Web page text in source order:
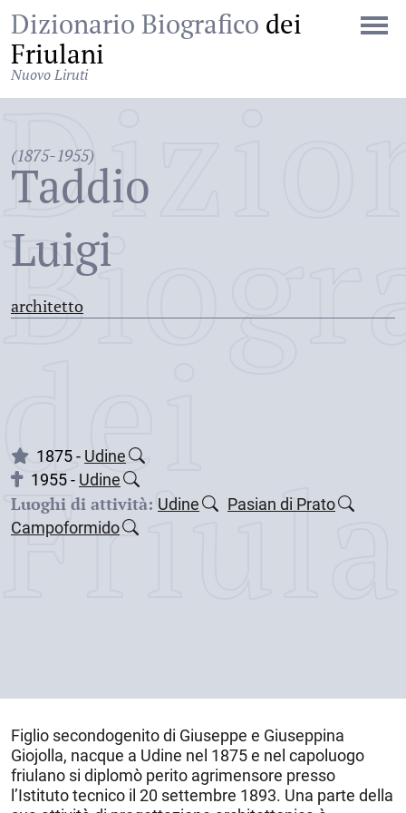
Dizionario Biografico dei
Friulani
Nuovo Liruti
(1875-1955)
Taddio
Luigi
architetto
dei
1875 - Udine
1955 - Udine
Luoghi di attività: Udine
Pasian di Prato
Campoformido
Figlio secondogenito di Giuseppe e Giuseppina
Giojolla, nacque a Udine nel 1875e nel capoluogo
friulano si diplomò perito agrimensore presso
l’Istituto tecnico il 20 settembre 1893. Una parte della